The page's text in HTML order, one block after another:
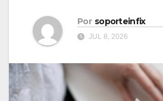
Por soporteinfix
JUL 8, 2026